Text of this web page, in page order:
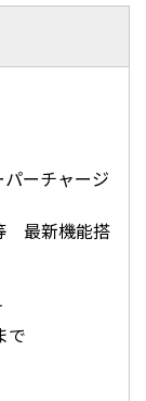
ーチャージ
最新機能搭
で